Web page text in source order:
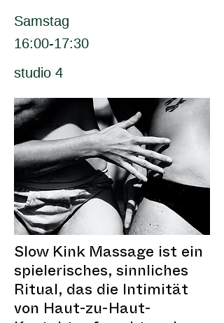
Samstag
16:00-17:30
studio 4
Slow Kink Massage ist ein
spielerisches, sinnliches
Ritual, das die Intimität
von Haut-zu-Haut-